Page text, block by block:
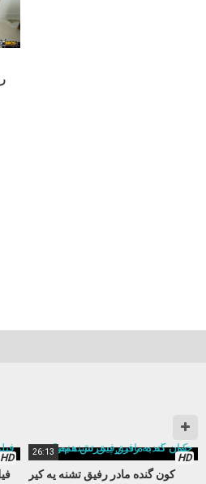
HD HD
26:13
کون گنده مادر رفیق تشنه یه کیر